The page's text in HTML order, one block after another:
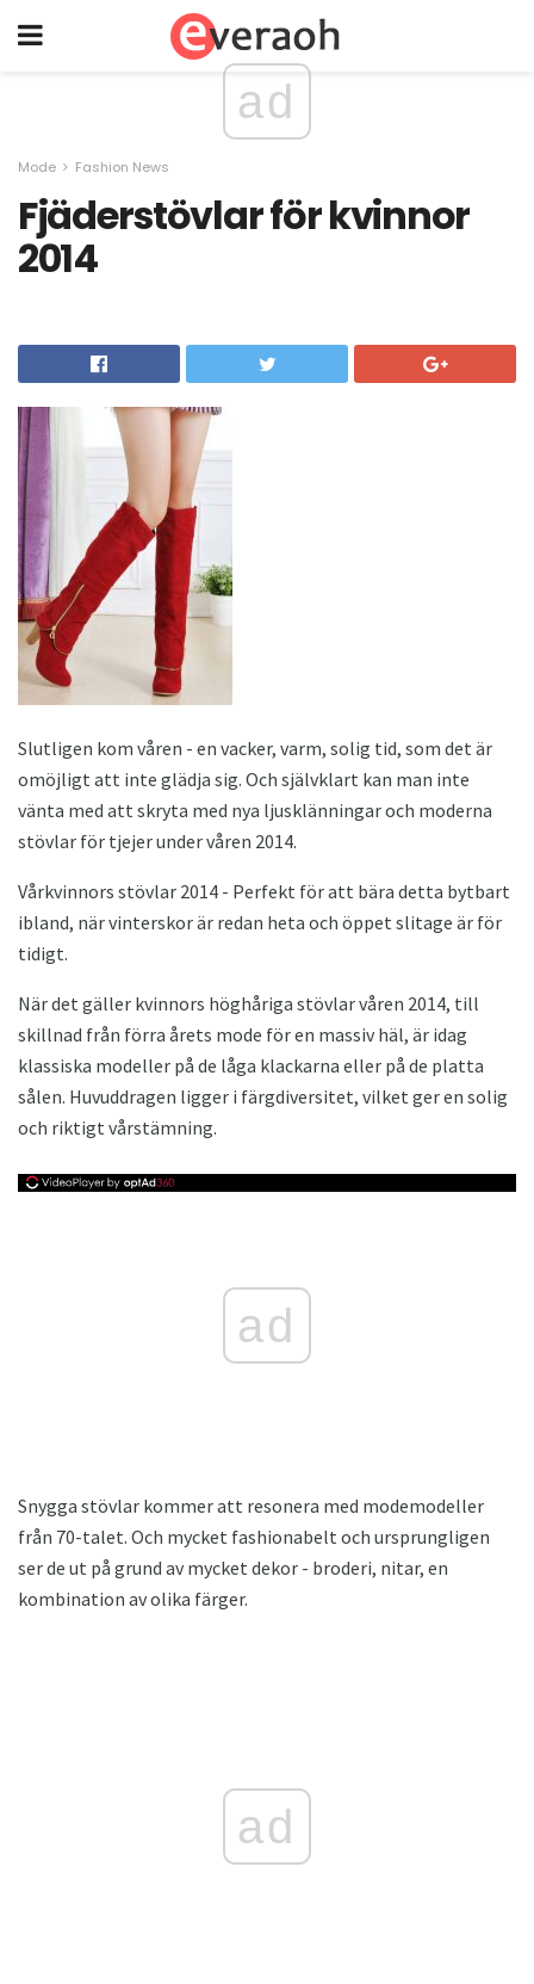
ad
Mode Fashion News
Fjäderstövlar för kvinnor
2014
Slutligen kom våren - en vacker, varm, solig tid, som det är
omöjligt att inte glädja sig. Och självklart kan man inte
vänta med att skryta med nya ljusklänningar och moderna
stövlar för tjejer under våren 2014.
Vårkvinnors stövlar 2014 - Perfekt för att bära detta bytbart
ibland, när vinterskor är redan heta och öppet slitage är för
tidigt.
När det gäller kvinnors höghåriga stövlar våren 2014, till
skillnad från förra årets mode för en massiv häl, är idag
klassiska modeller på de låga klackarna eller på de platta
sålen. Huvuddragen ligger i färgdiversitet, vilket ger en solig
och riktigt vårstämning.
ad
Snygga stövlar kommer att resonera med modemodeller
från 70-talet. Och mycket fashionabelt och ursprungligen
ser de ut på grund av mycket dekor - broderi, nitar, en
kombination av olika färger.
ad